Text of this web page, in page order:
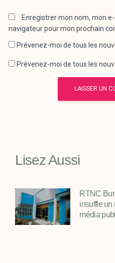
Enregistrer mon nom, mon
navigateur pour mon prochain
Prévenez-moi de tous les
Prévenez-moi de tous les
Lisez Aussi
RTNC
insuffle
média